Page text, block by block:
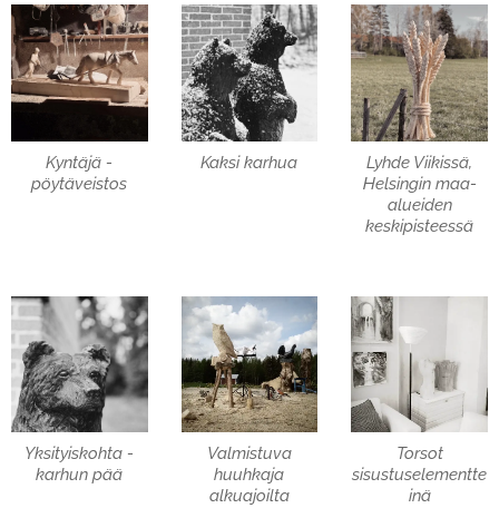
Kyntäjä -
pöytäveistos
Kaksi karhua
Lyhde Viikissä,
Helsingin maa-
alueiden
keskipisteessä
Yksityiskohta -
karhun pää
Valmistuva
huuhkaja
alkuajoilta
Torsot
sisustuselementte
inä